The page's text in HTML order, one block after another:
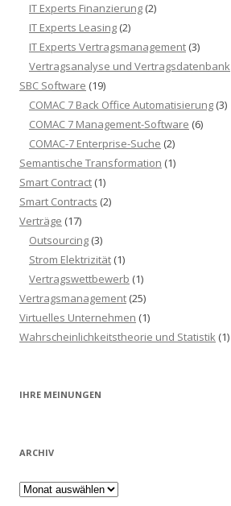
IT Experts Finanzierung (2)
IT Experts Leasing (2)
IT Experts Vertragsmanagement (3)
Vertragsanalyse und Vertragsdatenbank
SBC Software (19)
COMAC 7 Back Office Automatisierung (3)
COMAC 7 Management-Software (6)
COMAC-7 Enterprise-Suche (2)
Semantische Transformation (1)
Smart Contract (1)
Smart Contracts (2)
Verträge (17)
Outsourcing (3)
Strom Elektrizität (1)
Vertragswettbewerb (1)
Vertragsmanagement (25)
Virtuelles Unternehmen (1)
Wahrscheinlichkeitstheorie und Statistik (1)
IHRE MEINUNGEN
ARCHIV
Archiv